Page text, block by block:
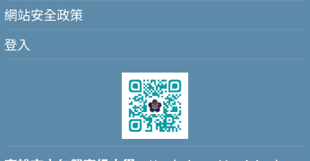
網站安全政策
登入